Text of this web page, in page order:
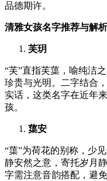
品德期许。
清雅女孩名字推荐与解析
芙玥
“芙”直指芙蕖，喻纯洁
珍贵与光明。二字结合
实话，这类名字在近年
孩。
蕖安
“蕖”为荷花的别称，少
静安然之意，寄托岁月
字需注意音韵搭配，避